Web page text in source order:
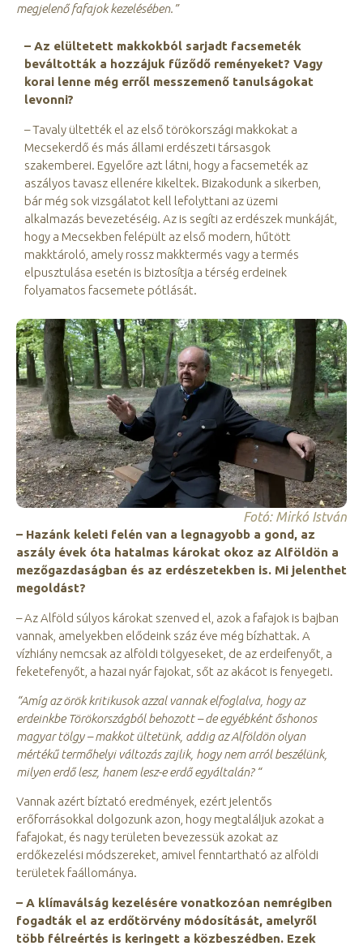
megjelenő fafajok kezelésében.”
– Az elültetett makkokból sarjadt facsemeték
beváltották a hozzájuk fűződő reményeket? Vagy
korai lenne még erről messzemenő tanulságokat
levonni?
– Tavaly ültették el az első törökországi makkokat a
Mecsekerdő és más állami erdészeti társasgok
szakemberei. Egyelőre azt látni, hogy a facsemeték az
aszályos tavasz ellenére kikeltek. Bizakodunk a sikerben,
bár még sok vizsgálatot kell lefolyttani az üzemi
alkalmazás bevezetéséig. Az is segíti az erdészek munkáját,
hogy a Mecsekben felépült az első modern, hűtött
makktároló, amely rossz makktermés vagy a termés
elpusztulása esetén is biztosítja a térség erdeinek
folyamatos facsemete pótlását.
Fotó: Mirkó István
– Hazánk keleti felén van a legnagyobb a gond, az
aszály évek óta hatalmas károkat okoz az Alföldön a
mezőgazdaságban és az erdészetekben is. Mi jelenthet
megoldást?
– Az Alföld súlyos károkat szenved el, azok a fafajok is bajban
vannak, amelyekben elődeink száz éve még bízhattak. A
vízhiány nemcsak az alföldi tölgyeseket, de az erdeifenyőt, a
feketefenyőt, a hazai nyár fajokat, sőt az akácot is fenyegeti.
“Amíg az örök kritikusok azzal vannak elfoglalva, hogy az
erdeinkbe Törökországból behozott – de egyébként őshonos
magyar tölgy – makkot ültetünk, addig az Alföldön olyan
mértékű termőhelyi változás zajlik, hogy nem arról beszélünk,
milyen erdő lesz, hanem lesz-e erdő egyáltalán? “
Vannak azért bíztató eredmények, ezért jelentős
erőforrásokkal dolgozunk azon, hogy megtaláljuk azokat a
fafajokat, és nagy területen bevezessük azokat az
erdőkezelési módszereket, amivel fenntartható az alföldi
területek faállománya.
– A klímaválság kezelésére vonatkozóan nemrégiben
fogadták el az erdőtörvény módosítását, amelyről
több félreértés is keringett a közbeszédben. Ezek